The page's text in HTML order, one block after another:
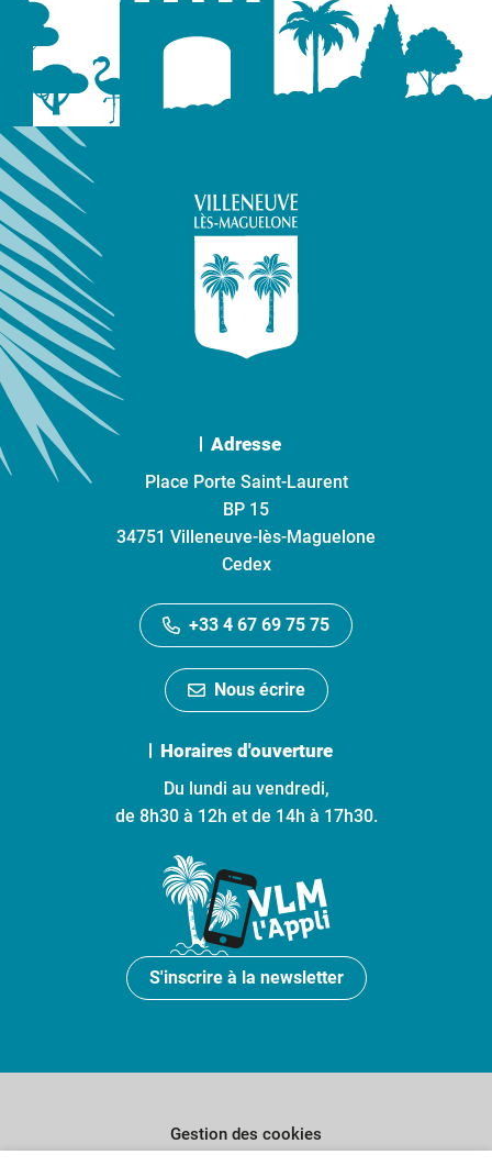
Adresse
Place Porte Saint-Laurent
BP 15
34751 Villeneuve-lès-Maguelone
Cedex
+33 4 67 69 75 75
Nous écrire
Horaires d'ouverture
Du lundi au vendredi,
de 8h30 à 12h et de 14h à 17h30.
S'inscrire à la newsletter
Gestion des cookies